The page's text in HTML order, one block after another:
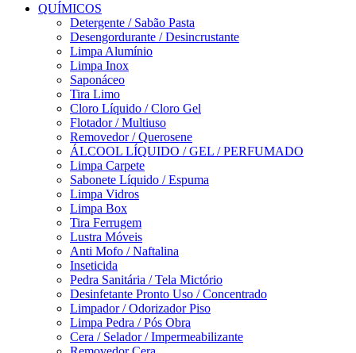
QUÍMICOS
Detergente / Sabão Pasta
Desengordurante / Desincrustante
Limpa Alumínio
Limpa Inox
Saponáceo
Tira Limo
Cloro Líquido / Cloro Gel
Flotador / Multiuso
Removedor / Querosene
ÁLCOOL LÍQUIDO / GEL / PERFUMADO
Limpa Carpete
Sabonete Líquido / Espuma
Limpa Vidros
Limpa Box
Tira Ferrugem
Lustra Móveis
Anti Mofo / Naftalina
Inseticida
Pedra Sanitária / Tela Mictório
Desinfetante Pronto Uso / Concentrado
Limpador / Odorizador Piso
Limpa Pedra / Pós Obra
Cera / Selador / Impermeabilizante